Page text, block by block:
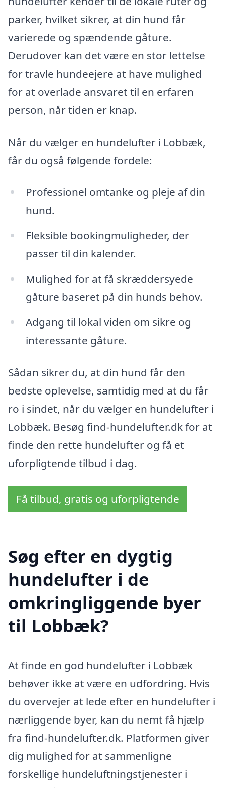
parker, hvilket sikrer, at din hund får
varierede og spændende gåture.
Derudover kan det være en stor lettelse
for travle hundeejere at have mulighed
for at overlade ansvaret til en erfaren
person, når tiden er knap.
Når du vælger en hundelufter i Lobbæk,
får du også følgende fordele:
Professionel omtanke og pleje af din
hund.
Fleksible bookingmuligheder, der
passer til din kalender.
Mulighed for at få skræddersyede
gåture baseret på din hunds behov.
Adgang til lokal viden om sikre og
interessante gåture.
Sådan sikrer du, at din hund får den
bedste oplevelse, samtidig med at du får
ro i sindet, når du vælger en hundelufter i
Lobbæk. Besøg find-hundelufter.dk for at
finde den rette hundelufter og få et
uforpligtende tilbud i dag.
Få tilbud, gratis og uforpligtende
Søg efter en dygtig
hundelufter i de
omkringliggende byer
til Lobbæk?
At finde en god hundelufter i Lobbæk
behøver ikke at være en udfordring. Hvis
du overvejer at lede efter en hundelufter i
nærliggende byer, kan du nemt få hjælp
fra find-hundelufter.dk. Platformen giver
dig mulighed for at sammenligne
forskellige hundeluftningstjenester i